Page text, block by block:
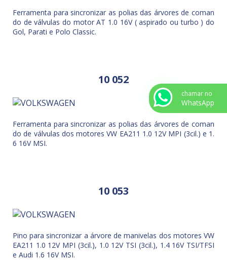
Ferramenta para sincronizar as polias das árvores de coman
do de válvulas do motor AT 1.0 16V ( aspirado ou turbo ) do
Gol, Parati e Polo Classic.
10 052
Ferramenta para sincronizar as polias das árvores de coman
do de válvulas dos motores VW EA211 1.0 12V MPI (3cil.) e 1.
6 16V MSI.
10 053
Pino para sincronizar a árvore de manivelas dos motores VW
EA211 1.0 12V MPI (3cil.), 1.0 12V TSI (3cil.), 1.4 16V TSI/TFSI
e Audi 1.6 16V MSI.
chamar no
WhatsApp